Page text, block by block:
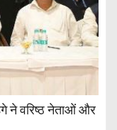
ने वरिष्ठ नेताओं और